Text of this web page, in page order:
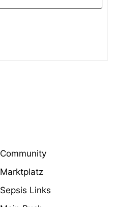
Community
Marktplatz
Sepsis Links